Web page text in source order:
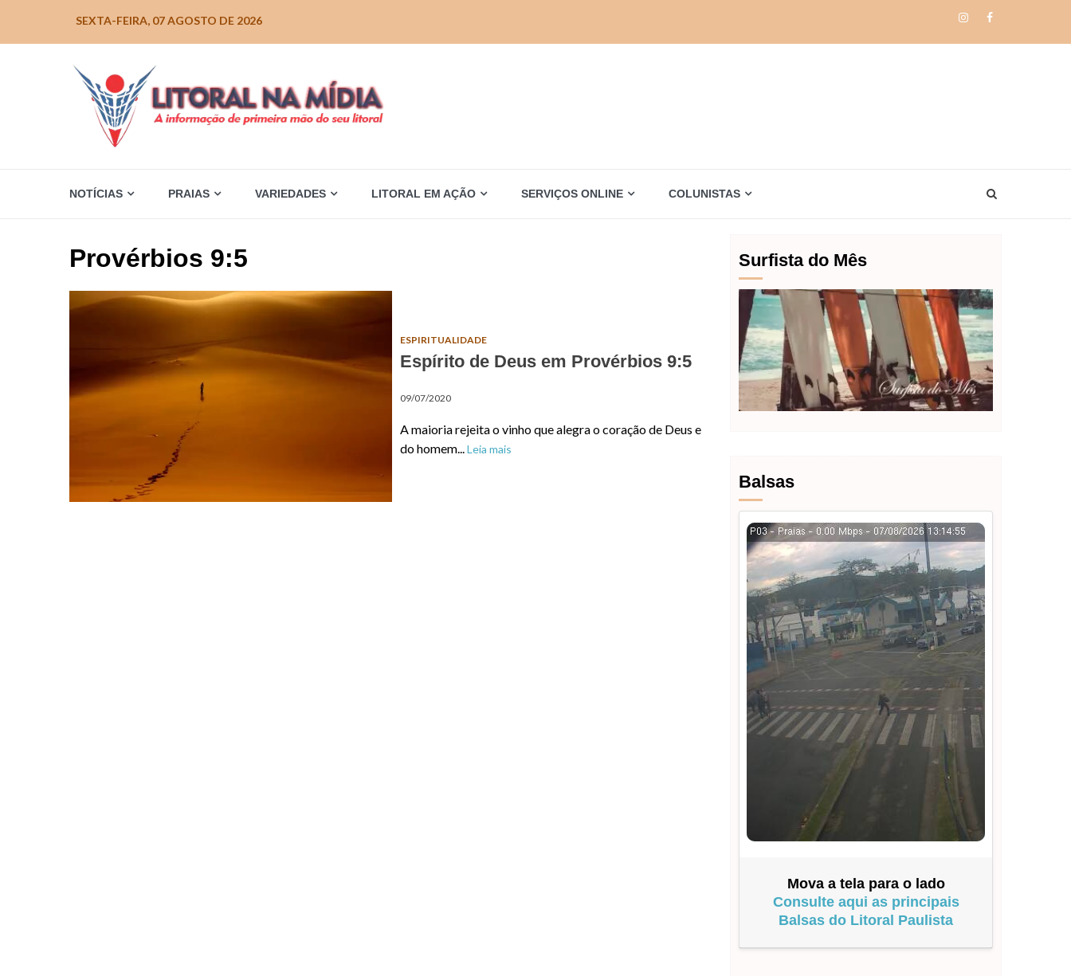
SEXTA-FEIRA, 07 AGOSTO DE 2026 InstagramFacebook
NOTÍCIAS PRAIAS VARIEDADES LITORAL EM AÇÃO SERVIÇOS ONLINE COLUNISTAS
Provérbios 9:5
ESPIRITUALIDADE
Espírito de Deus em Provérbios 9:5
09/07/2020
A maioria rejeita o vinho que alegra o coração de Deus e
do homem...Leia mais
Surfista do Mês
Balsas
Mova a tela para o lado
Consulte aqui as principais
Balsas do Litoral Paulista